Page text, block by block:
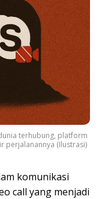
terhubung, platform
perjalanannya (Ilustrasi)
komunikasi
call yang menjadi